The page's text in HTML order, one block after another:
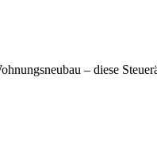
– diese